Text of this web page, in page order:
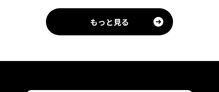
もっと見る